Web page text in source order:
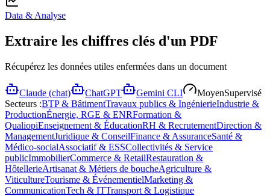
Data & Analyse
Extraire les chiffres clés d'un PDF
Récupérez les données utiles enfermées dans un document
Claude (chat) ChatGPT Gemini CLI MoyenSupervisé
Secteurs :BTP & BâtimentTravaux publics & IngénierieIndustrie &
ProductionÉnergie, RGE & ENRFormation &
QualiopiEnseignement & ÉducationRH & RecrutementDirection &
ManagementJuridique & ConseilFinance & AssuranceSanté &
Médico-socialAssociatif & ESSCollectivités & Service
publicImmobilierCommerce & RetailRestauration &
HôtellerieArtisanat & Métiers de boucheAgriculture &
ViticultureTourisme & ÉvénementielMarketing &
CommunicationTech & ITTransport & Logistique